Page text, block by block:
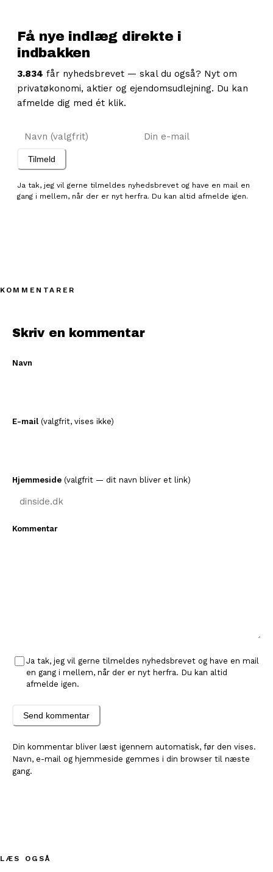
Få nye indlæg direkte i
indbakken
3.834 får nyhedsbrevet — skal du også? Nyt om
privatøkonomi, aktier og ejendomsudlejning. Du kan
afmelde dig med ét klik.
Navn E-mail
Tilmeld
Ja tak, jeg vil gerne tilmeldes nyhedsbrevet og have en mail en
gang i mellem, når der er nyt herfra. Du kan altid afmelde igen.
KOMMENTARER
Skriv en kommentar
Navn
E-mail (valgfrit, vises ikke)
Hjemmeside (valgfrit — dit navn bliver et link)
Kommentar
Ja tak, jeg vil gerne tilmeldes nyhedsbrevet og have en mail
en gang i mellem, når der er nyt herfra. Du kan altid
afmelde igen.
Send kommentar
Din kommentar bliver læst igennem automatisk, før den vises.
Navn, e-mail og hjemmeside gemmes i din browser til næste
gang.
LÆS OGSÅ